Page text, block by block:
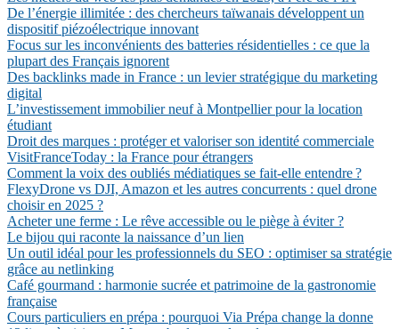
De l’énergie illimitée : des chercheurs taïwanais développent un
dispositif piézoélectrique innovant
Focus sur les inconvénients des batteries résidentielles : ce que la
plupart des Français ignorent
Des backlinks made in France : un levier stratégique du marketing
digital
L’investissement immobilier neuf à Montpellier pour la location
étudiant
Droit des marques : protéger et valoriser son identité commerciale
VisitFranceToday : la France pour étrangers
Comment la voix des oubliés médiatiques se fait-elle entendre ?
FlexyDrone vs DJI, Amazon et les autres concurrents : quel drone
choisir en 2025 ?
Acheter une ferme : Le rêve accessible ou le piège à éviter ?
Le bijou qui raconte la naissance d’un lien
Un outil idéal pour les professionnels du SEO : optimiser sa stratégie
grâce au netlinking
Café gourmand : harmonie sucrée et patrimoine de la gastronomie
française
Cours particuliers en prépa : pourquoi Via Prépa change la donne